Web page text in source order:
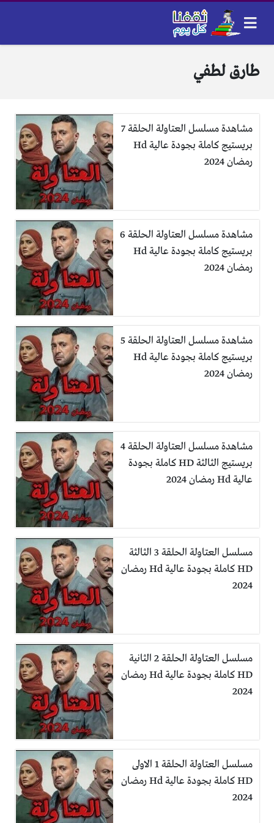
طارق لطفي
مشاهدة مسلسل العتاولة الحلقة 7
بريستيج كاملة بجودة عالية Hd
رمضان 2024
مشاهدة مسلسل العتاولة الحلقة 6
بريستيج كاملة بجودة عالية Hd
رمضان 2024
مشاهدة مسلسل العتاولة الحلقة 5
بريستيج كاملة بجودة عالية Hd
رمضان 2024
مشاهدة مسلسل العتاولة الحلقة 4
بريستيج الثالثة HD كاملة بجودة
عالية Hd رمضان 2024
مسلسل العتاولة الحلقة 3 الثالثة
HD كاملة بجودة عالية Hd رمضان
2024
مسلسل العتاولة الحلقة 2 الثانية
HD كاملة بجودة عالية Hd رمضان
2024
مسلسل العتاولة الحلقة 1 الاولى
HD كاملة بجودة عالية Hd رمضان
2024